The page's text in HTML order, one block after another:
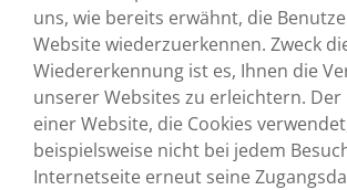
uns, wie bereits erwähnt, die
Website wiederzuerkennen. Zweck
Wiedererkennung ist es, Ihnen die
unserer Websites zu erleichtern.
einer Website, die Cookies
beispielsweise nicht bei jedem
Internetseite erneut seine